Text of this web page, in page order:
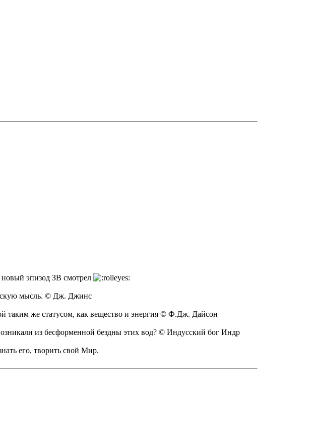
эпизод ЗВ смотрел
мысль. © Дж. Джинс
таким же статусом, как вещество и энергия © Ф.Дж. Дайсон
из бесформенной бездны этих вод? © Индусский бог Индр
его, творить свой Мир.